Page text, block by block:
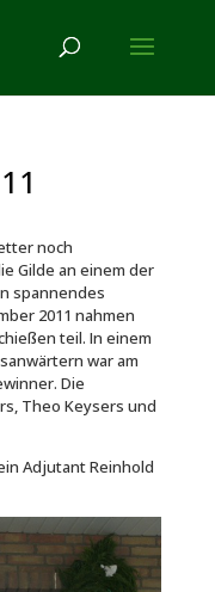
noch
Gilde an einem der
spannendes
2011 nahmen
teil. In einem
war am
Die
Theo Keysers und
Adjutant Reinhold